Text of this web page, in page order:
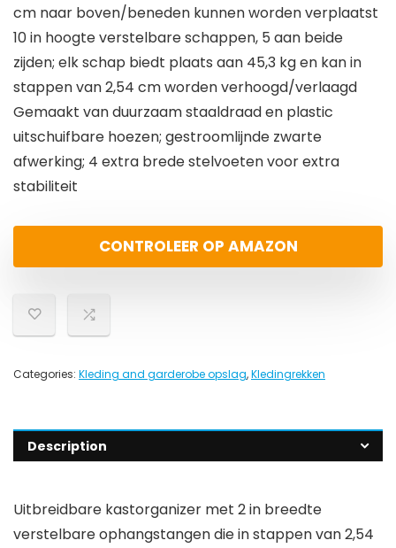
cm naar boven/beneden kunnen worden verplaatst
10 in hoogte verstelbare schappen, 5 aan beide
zijden; elk schap biedt plaats aan 45,3 kg en kan in
stappen van 2,54 cm worden verhoogd/verlaagd
Gemaakt van duurzaam staaldraad en plastic
uitschuifbare hoezen; gestroomlijnde zwarte
afwerking; 4 extra brede stelvoeten voor extra
stabiliteit
CONTROLEER OP AMAZON
Categories: Kleding and garderobe opslag,Kledingrekken
Description
Uitbreidbare kastorganizer met 2 in breedte
verstelbare ophangstangen die in stappen van 2,54